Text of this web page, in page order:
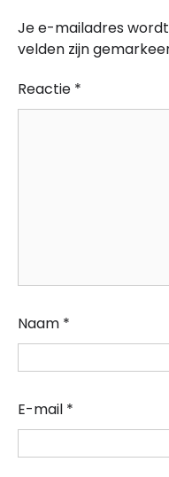
Je e-mailadres
velden zijn
Reactie *
Naam *
E-mail *